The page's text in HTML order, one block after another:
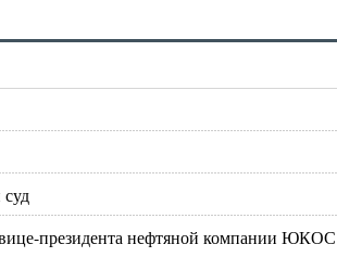
президента нефтяной компании